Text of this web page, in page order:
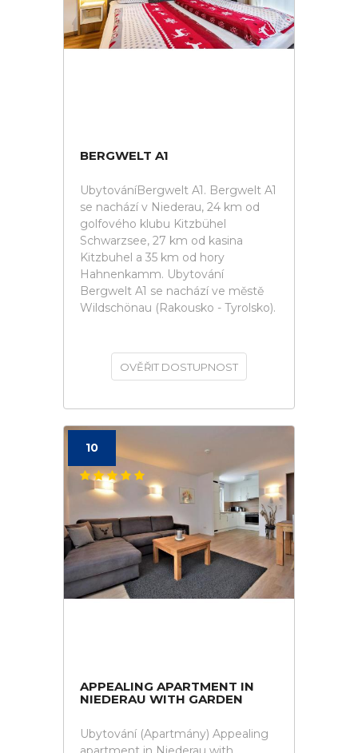
BERGWELT A1
UbytováníBergwelt A1. Bergwelt A1
se nachází v Niederau, 24 km od
golfového klubu Kitzbühel
Schwarzsee, 27 km od kasina
Kitzbuhel a 35 km od hory
Hahnenkamm. Ubytování
Bergwelt A1 se nachází ve městě
Wildschönau (Rakousko - Tyrolsko).
OVĚŘIT DOSTUPNOST
10
APPEALING APARTMENT IN
NIEDERAU WITH GARDEN
Ubytování (Apartmány) Appealing